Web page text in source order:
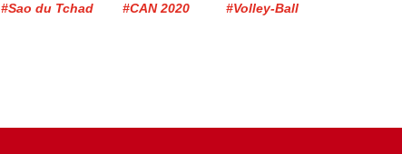
#Sao du Tchad #CAN 2020 #Volley-Ball